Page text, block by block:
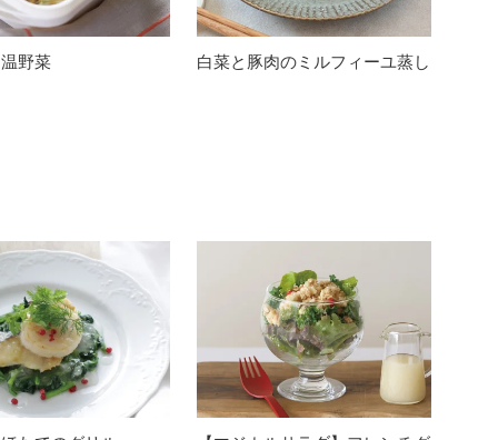
野菜 白菜と豚肉のミルフィーユ蒸し